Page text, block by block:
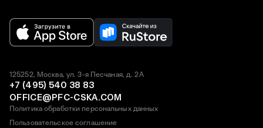
125252, Москва, ул. 3-я Песчаная, д. 2А
+7 (495) 540 38 83
OFFICE@PFC-CSKA.COM
Политика обработки персональных данных
Пользовательское соглашение